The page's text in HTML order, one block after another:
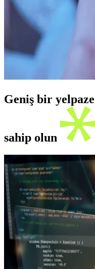
Geniş bir
sahip olun